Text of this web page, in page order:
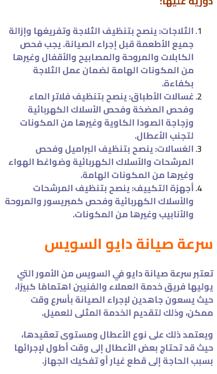
الثلاجات: ينصح بتنظيف الثلاجة وتفريغها وإزالة
جميع الأطعمة قبل إجراء الصيانة. يجب فحص
الكابلات والمروحة والمصابيح والأقفال وغيرها
من المكونات الهامة لضمان عمل الثلاجة
بكفاءة.
غسالات الأطباق: ينصح بتنظيف فلاتر الماء
وفحص المضخة وفحص الأسلاك الكهربائية
وزجاجة الصودا الكاوية وغيرها من المكونات
لتجنب الأعطال.
الغسالات: ينصح بتنظيف البراميل وفحص
المرشحات والأسلاك الكهربائية وضواغط الهواء
وغيرها من المكونات الهامة.
أجهزة التكييف: ينصح بتنظيف المرشحات
والأسلاك الكهربائية وفحص كمبريسور والمروحة
والأنابيب وغيرها من المكونات.
سرعة صيانة دايو السويس
تعتبر سرعة صيانة دايو في السويس من الأمور التي
يوليها فريق خدمة العملاء والفنيين اهتمامًا كبيرًا،
حيث يسعون جاهدين لإجراء الصيانة بأسرع وقت
ممكن، وذلك لتقديم الخدمة المثلى للعميل.
ويعتمد ذلك على نوع الأعطال ومستوى تعقيدها،
حيث قد تحتاج بعض الأعطال إلى وقت أطول لإجرائها
بسبب الحاجة إلى قطع غيار أو تفكيك الجهاز.